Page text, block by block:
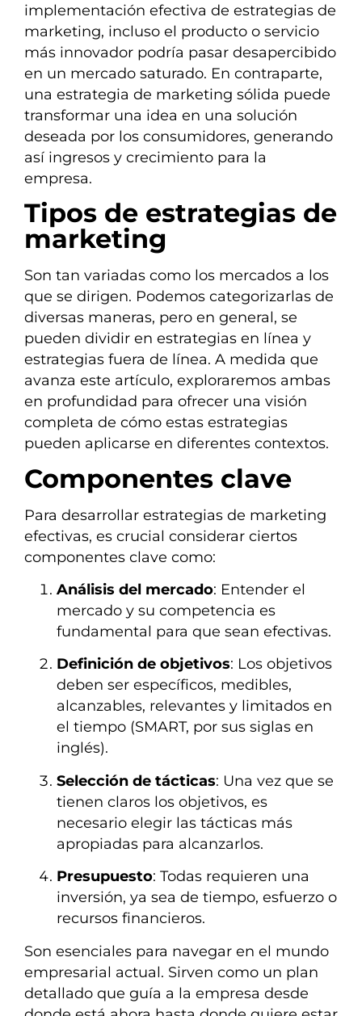
implementación efectiva de estrategias de
marketing, incluso el producto o servicio
más innovador podría pasar desapercibido
en un mercado saturado. En contraparte,
una estrategia de marketing sólida puede
transformar una idea en una solución
deseada por los consumidores, generando
así ingresos y crecimiento para la
empresa.
Tipos de estrategias de
marketing
Son tan variadas como los mercados a los
que se dirigen. Podemos categorizarlas de
diversas maneras, pero en general, se
pueden dividir en estrategias en línea y
estrategias fuera de línea. A medida que
avanza este artículo, exploraremos ambas
en profundidad para ofrecer una visión
completa de cómo estas estrategias
pueden aplicarse en diferentes contextos.
Componentes clave
Para desarrollar estrategias de marketing
efectivas, es crucial considerar ciertos
componentes clave como:
Análisis del mercado: Entender el
mercado y su competencia es
fundamental para que sean efectivas.
Definición de objetivos: Los objetivos
deben ser específicos, medibles,
alcanzables, relevantes y limitados en
el tiempo (SMART, por sus siglas en
inglés).
Selección de tácticas: Una vez que se
tienen claros los objetivos, es
necesario elegir las tácticas más
apropiadas para alcanzarlos.
Presupuesto: Todas requieren una
inversión, ya sea de tiempo, esfuerzo o
recursos financieros.
Son esenciales para navegar en el mundo
empresarial actual. Sirven como un plan
detallado que guía a la empresa desde